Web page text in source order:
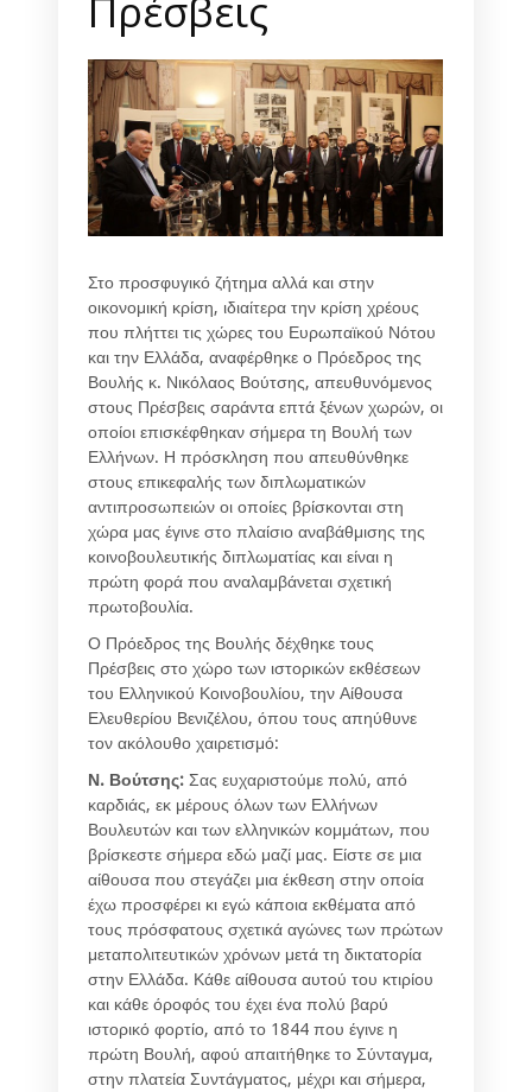
Στο προσφυγικό ζήτημα αλλά και στην
οικονομική κρίση, ιδιαίτερα την κρίση χρέους
που πλήττει τις χώρες του Ευρωπαϊκού Νότου
και την Ελλάδα, αναφέρθηκε ο Πρόεδρος της
Βουλής κ. Νικόλαος Βούτσης, απευθυνόμενος
στους Πρέσβεις σαράντα επτά ξένων χωρών, οι
οποίοι επισκέφθηκαν σήμερα τη Βουλή των
Ελλήνων. Η πρόσκληση που απευθύνθηκε
στους επικεφαλής των διπλωματικών
αντιπροσωπειών οι οποίες βρίσκονται στη
χώρα μας έγινε στο πλαίσιο αναβάθμισης της
κοινοβουλευτικής διπλωματίας και είναι η
πρώτη φορά που αναλαμβάνεται σχετική
πρωτοβουλία.
Ο Πρόεδρος της Βουλής δέχθηκε τους
Πρέσβεις στο χώρο των ιστορικών εκθέσεων
του Ελληνικού Κοινοβουλίου, την Αίθουσα
Ελευθερίου Βενιζέλου, όπου τους απηύθυνε
τον ακόλουθο χαιρετισμό:
Ν. Βούτσης: Σας ευχαριστούμε πολύ, από
καρδιάς, εκ μέρους όλων των Ελλήνων
Βουλευτών και των ελληνικών κομμάτων, που
βρίσκεστε σήμερα εδώ μαζί μας. Είστε σε μια
αίθουσα που στεγάζει μια έκθεση στην οποία
έχω προσφέρει κι εγώ κάποια εκθέματα από
τους πρόσφατους σχετικά αγώνες των πρώτων
μεταπολιτευτικών χρόνων μετά τη δικτατορία
στην Ελλάδα. Κάθε αίθουσα αυτού του κτιρίου
και κάθε όροφός του έχει ένα πολύ βαρύ
ιστορικό φορτίο, από το 1844 που έγινε η
πρώτη Βουλή, αφού απαιτήθηκε το Σύνταγμα,
στην πλατεία Συντάγματος, μέχρι και σήμερα,